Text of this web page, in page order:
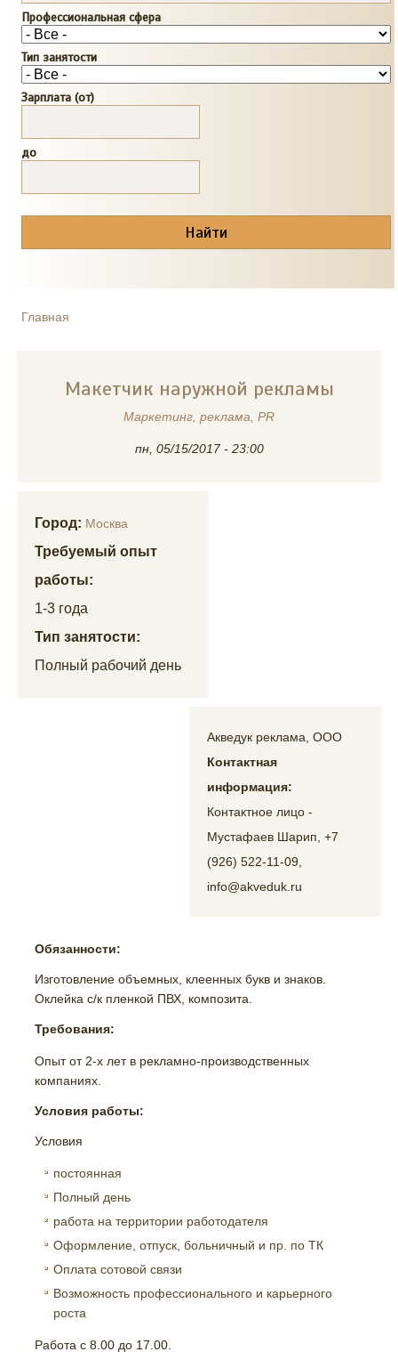
Профессиональная сфера
Тип занятости
Зарплата (от)
до
ВЫ ЗДЕСЬ
Главная
Макетчик наружной рекламы
Маркетинг, реклама, PR
пн, 05/15/2017 - 23:00
Город: Москва
Требуемый опыт
работы:
1-3 года
Тип занятости:
Полный рабочий день
Акведук реклама, ООО
Контактная
информация:
Контактное лицо -
Мустафаев Шарип, +7
(926) 522-11-09,
info@akveduk.ru
Обязанности:
Изготовление объемных, клеенных букв и знаков.
Оклейка с/к пленкой ПВХ, композита.
Требования:
Опыт от 2-х лет в рекламно-производственных
компаниях.
Условия работы:
Условия
постоянная
Полный день
работа на территории работодателя
Оформление, отпуск, больничный и пр. по ТК
Оплата сотовой связи
Возможность профессионального и карьерного
роста
Работа с 8.00 до 17.00.